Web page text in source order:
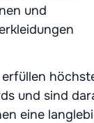
und
und sind
eine